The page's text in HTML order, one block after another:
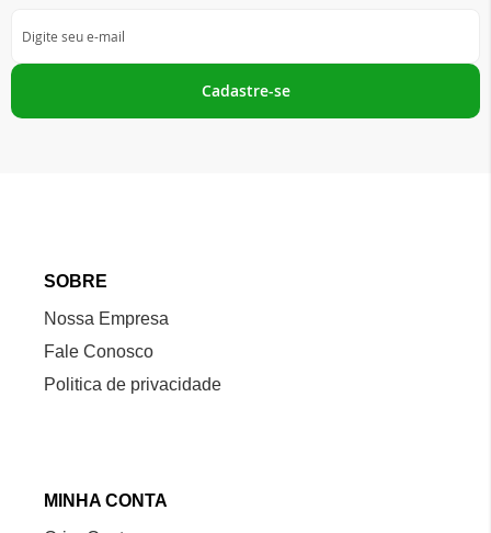
se
na
Newsletter:
Cadastre-se
SOBRE
Nossa Empresa
Fale Conosco
Politica de privacidade
MINHA CONTA